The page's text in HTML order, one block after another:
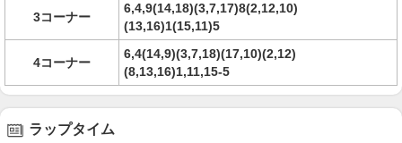
3コーナー
6,4,9(14,18)(3,7,17)8(2,12,10)
(13,16)1(15,11)5
4コーナー
6,4(14,9)(3,7,18)(17,10)(2,12)
(8,13,16)1,11,15-5
ラップタイム